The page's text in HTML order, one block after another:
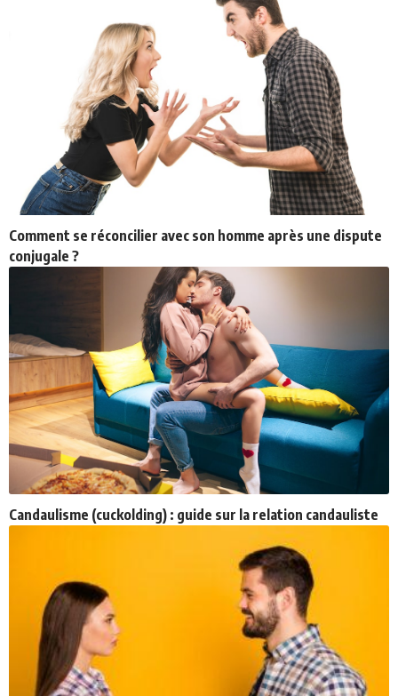
Comment se réconcilier avec son homme après une dispute
conjugale ?
Candaulisme (cuckolding) : guide sur la relation candauliste